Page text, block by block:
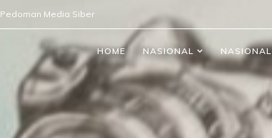
Pedoman Media Siber
HOME NASIONAL NASIONAL